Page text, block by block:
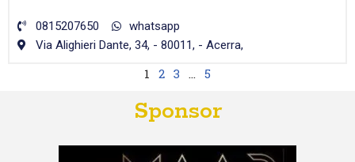
0815207650
whatsapp
Via Alighieri Dante, 34, - 80011, - Acerra,
1 2 3 … 5
Sponsor